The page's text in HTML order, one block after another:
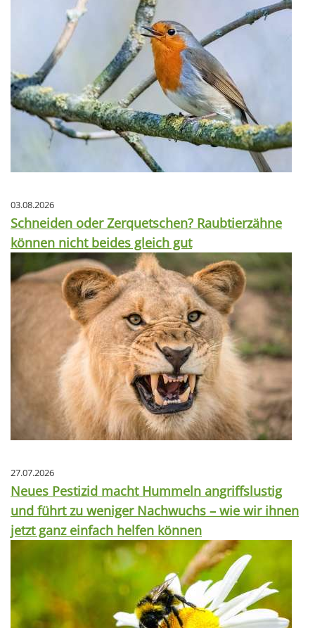
03.08.2026
Schneiden oder Zerquetschen? Raubtierzähne
können nicht beides gleich gut
27.07.2026
Neues Pestizid macht Hummeln angriffslustig
und führt zu weniger Nachwuchs – wie wir ihnen
jetzt ganz einfach helfen können